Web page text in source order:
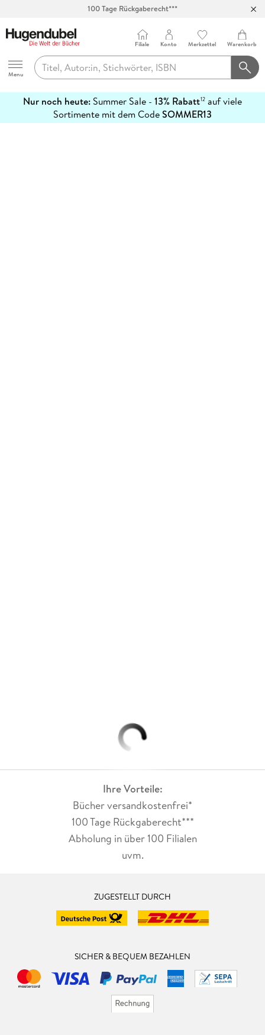
100 Tage Rückgaberecht***
Hugendubel
Menu
Filiale Konto Merkzettel Warenkorb
Nur noch heute: Summer Sale - 13% Rabatt12 auf viele
Sortimente mit dem CodeSOMMER13
erfahren
Ihre Vorteile:
Bücher versandkostenfrei*
100 Tage Rückgaberecht***
Abholung in über 100 Filialen
uvm.
ZUGESTELLT DURCH
SICHER & BEQUEM BEZAHLEN